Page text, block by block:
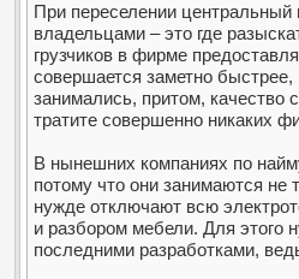
При переселении центральный
владельцами – это где
грузчиков в фирме
совершается заметно
занимались, притом,
тратите совершенно никаких
В нынешних компаниях по
потому что они занимаются не
нужде отключают всю
и разбором мебели. Для этого
последними разработками,